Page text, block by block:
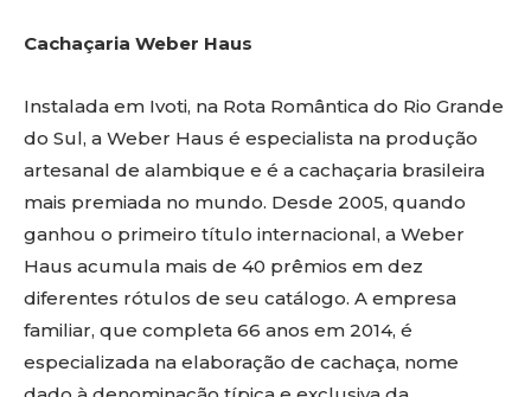
Cachaçaria Weber Haus
Instalada em Ivoti, na Rota Romântica do Rio Grande
do Sul, a Weber Haus é especialista na produção
artesanal de alambique e é a cachaçaria brasileira
mais premiada no mundo. Desde 2005, quando
ganhou o primeiro título internacional, a Weber
Haus acumula mais de 40 prêmios em dez
diferentes rótulos de seu catálogo. A empresa
familiar, que completa 66 anos em 2014, é
especializada na elaboração de cachaça, nome